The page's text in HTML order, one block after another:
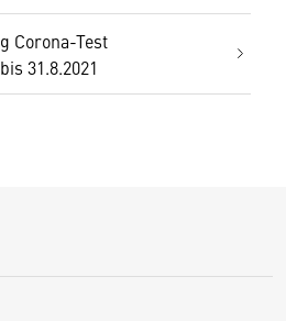
Corona-Test
31.8.2021